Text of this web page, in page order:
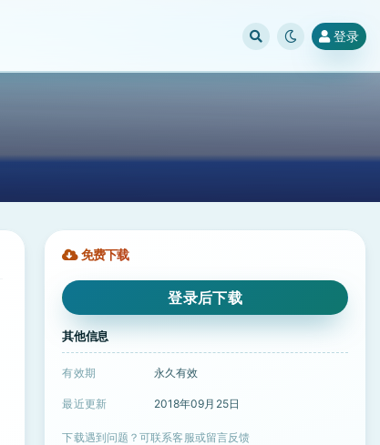
登录
免费下载
登录后下载
其他信息
有效期 永久有效
最近更新 2018年09月25日
下载遇到问题？可联系客服或留言反馈